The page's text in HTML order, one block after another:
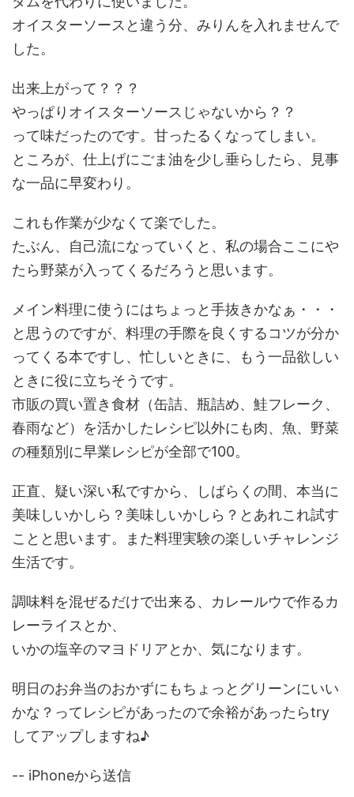
オイスターソースと違う分、みりんを入れませんで
した。
出来上がって？？？
やっぱりオイスターソースじゃないから？？
って味だったのです。甘ったるくなってしまい。
ところが、仕上げにごま油を少し垂らしたら、見事
な一品に早変わり。
これも作業が少なくて楽でした。
たぶん、自己流になっていくと、私の場合ここにや
たら野菜が入ってくるだろうと思います。
メイン料理に使うにはちょっと手抜きかなぁ・・・
と思うのですが、料理の手際を良くするコツが分か
ってくる本ですし、忙しいときに、もう一品欲しい
ときに役に立ちそうです。
市販の買い置き食材（缶詰、瓶詰め、鮭フレーク、
春雨など）を活かしたレシピ以外にも肉、魚、野菜
の種類別に早業レシピが全部で100。
正直、疑い深い私ですから、しばらくの間、本当に
美味しいかしら？美味しいかしら？とあれこれ試す
ことと思います。また料理実験の楽しいチャレンジ
生活です。
調味料を混ぜるだけで出来る、カレールウで作るカ
レーライスとか、
いかの塩辛のマヨドリアとか、気になります。
明日のお弁当のおかずにもちょっとグリーンにいい
かな？ってレシピがあったので余裕があったらtry
してアップしますね♪
-- iPhoneから送信